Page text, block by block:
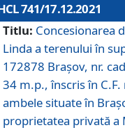
741/17.12.2021
Titlu: Concesionarea
Linda a terenului în
172878 Brașov, nr.
34 m.p., înscris în
ambele situate în
proprietatea privată a